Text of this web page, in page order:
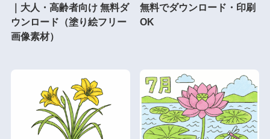
｜大人・高齢者向け 無料ダ
ウンロード（塗り絵フリー
画像素材）
無料でダウンロード・印刷
OK